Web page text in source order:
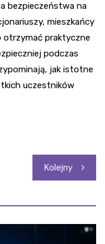
bezpieczeństwa na
mieszkańcy
otrzymać praktyczne
podczas
jak istotne
uczestników
Kolejny